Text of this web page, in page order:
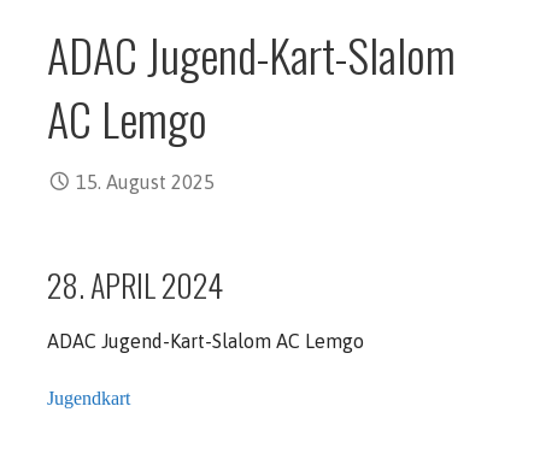
ADAC Jugend-Kart-Slalom
AC Lemgo
15. August 2025
28. APRIL 2024
ADAC Jugend-Kart-Slalom AC Lemgo
Jugendkart